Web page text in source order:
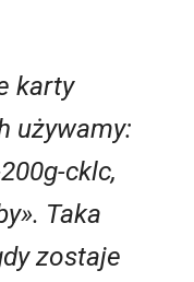
karty
używamy:
cklc,
Taka
zostaje